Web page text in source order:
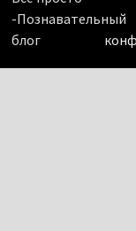
-Познавательный
блог